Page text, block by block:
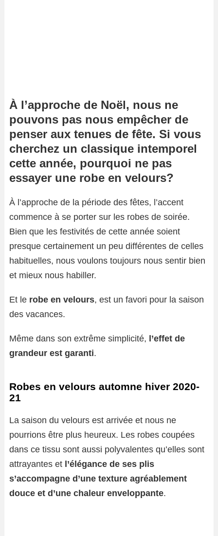
À l’approche de Noël, nous ne
pouvons pas nous empêcher de
penser aux tenues de fête. Si vous
cherchez un classique intemporel
cette année, pourquoi ne pas
essayer une robe en velours?
À l’approche de la période des fêtes, l’accent
commence à se porter sur les robes de soirée.
Bien que les festivités de cette année soient
presque certainement un peu différentes de celles
habituelles, nous voulons toujours nous sentir bien
et mieux nous habiller.
Et le robe en velours, est un favori pour la saison
des vacances.
Même dans son extrême simplicité, l’effet de
grandeur est garanti.
Robes en velours automne hiver 2020-
21
La saison du velours est arrivée et nous ne
pourrions être plus heureux. Les robes coupées
dans ce tissu sont aussi polyvalentes qu’elles sont
attrayantes et l’élégance de ses plis
s’accompagne d’une texture agréablement
douce et d’une chaleur enveloppante.